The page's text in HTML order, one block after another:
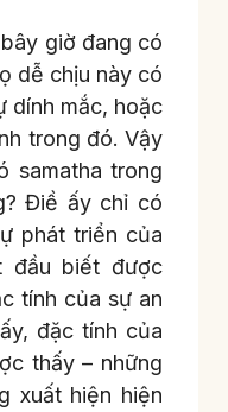
bây giờ đang có
dễ chịu này có
dính mắc, hoặc
trong đó. Vậy
samatha trong
Điề ấy chỉ có
phát triển của
đầu biết được
tính của sự an
đặc tính của
thấy – những
xuất hiện hiện